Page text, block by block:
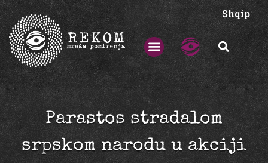
Shqip
Parastos stradalom
srpskom narodu u akciji